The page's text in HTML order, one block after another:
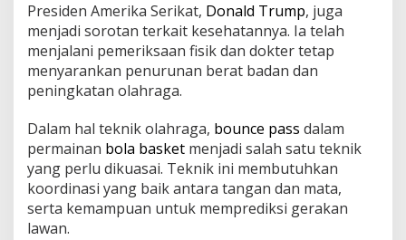
Presiden Amerika Serikat, Donald Trump, juga
menjadi sorotan terkait kesehatannya. Ia telah
menjalani pemeriksaan fisik dan dokter tetap
menyarankan penurunan berat badan dan
peningkatan olahraga.
Dalam hal teknik olahraga, bounce pass dalam
permainan bola basket menjadi salah satu teknik
yang perlu dikuasai. Teknik ini membutuhkan
koordinasi yang baik antara tangan dan mata,
serta kemampuan untuk memprediksi gerakan
lawan.